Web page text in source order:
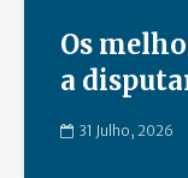
Os
a
31 Julho, 2026